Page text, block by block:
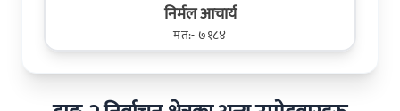
निर्मल आचार्य
मत:- ७१८४